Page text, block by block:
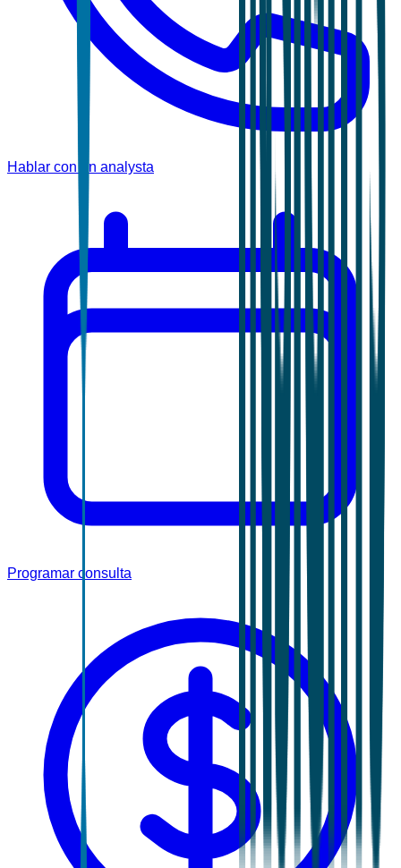
Hablar con un analysta
Programar consulta